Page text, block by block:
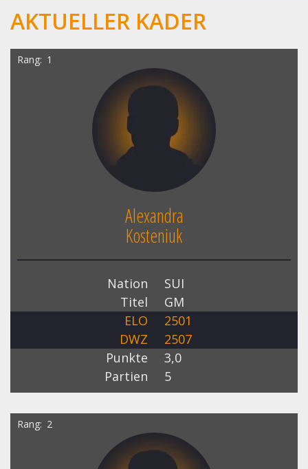
AKTUELLER KADER
Rang 1
Alexandra
Kosteniuk
Nation
SUI
Titel
GM
ELO
2501
DWZ
2507
Punkte
3,0
Partien
5
Rang 2